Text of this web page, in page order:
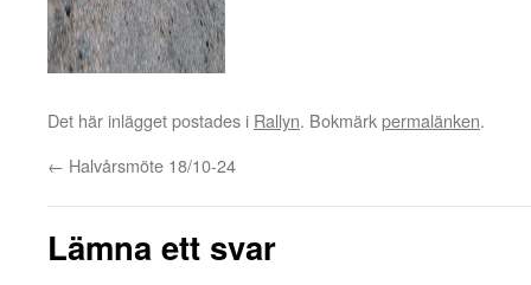
Det här inlägget postades i Rallyn. Bokmärkpermalänken.
← Halvårsmöte 18/10-24
Lämna ett svar